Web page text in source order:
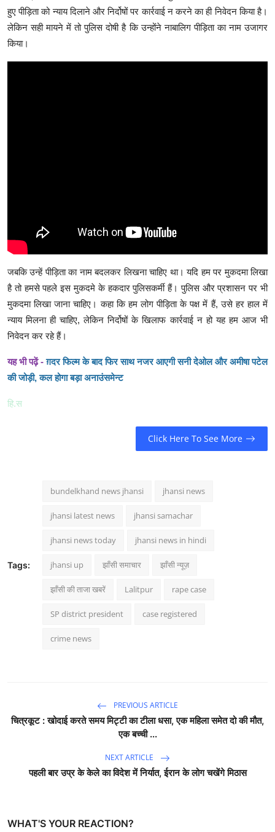
हुए पीड़िता को न्याय दिलाने और निर्दोषों पर कार्रवाई न करने का ही निवेदन किया है।
लेकिन सही मायने में तो पुलिस दोषी है कि उन्होंने नाबालिग पीड़िता का नाम उजागर
किया।
जबकि उन्हें पीड़िता का नाम बदलकर लिखना चाहिए था। यदि हम पर मुकदमा लिखा
है तो हमसे पहले इस मुकदमे के हकदार पुलिसकर्मी हैं। पुलिस और प्रशासन पर भी
मुकदमा लिखा जाना चाहिए। कहा कि हम लोग पीड़िता के पक्ष में हैं, उसे हर हाल में
न्याय मिलना ही चाहिए, लेकिन निर्दोषों के खिलाफ कार्रवाई न हो यह हम आज भी
निवेदन कर रहे हैं।
यह भी पढ़ें -ग़दर फिल्म के बाद फिर साथ नजर आएगी सनी देओल और अमीषा पटेल
की जोड़ी, कल होगा बड़ा अनाउंसमेन्ट
हि.स
Click Here To See More
Tags:
bundelkhand news jhansi jhansi news
jhansi latest news jhansi samachar
jhansi news today jhansi news in hindi
jhansi up झाँसी समाचार झाँसी न्यूज़
झाँसी की ताजा खबरें Lalitpur rape case
SP district president case registered
crime news
PREVIOUS ARTICLE
चित्रकूट : खोदाई करते समय मिट्टी का टीला धसा, एक महिला समेत दो की मौत,
एक बच्ची ...
NEXT ARTICLE
पहली बार उप्र के केले का विदेश में निर्यात, ईरान के लोग चखेंगे मिठास
WHAT'S YOUR REACTION?